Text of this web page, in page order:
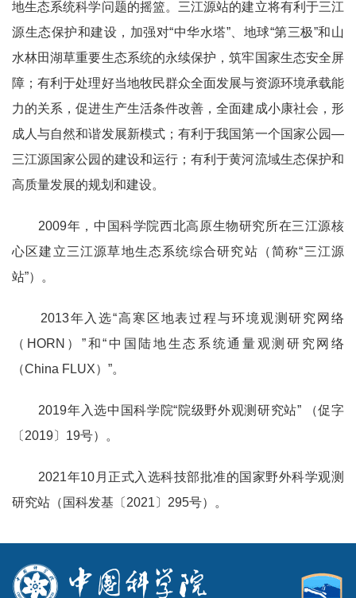
地生态系统科学问题的摇篮。三江源站的建立将有利于三江
源生态保护和建设，加强对“中华水塔”、地球“第三极”和山
水林田湖草重要生态系统的永续保护，筑牢国家生态安全屏
障；有利于处理好当地牧民群众全面发展与资源环境承载能
力的关系，促进生产生活条件改善，全面建成小康社会，形
成人与自然和谐发展新模式；有利于我国第一个国家公园—
三江源国家公园的建设和运行；有利于黄河流域生态保护和
高质量发展的规划和建设。
2009年，中国科学院西北高原生物研究所在三江源核
心区建立三江源草地生态系统综合研究站（简称“三江源
站”）。
2013年入选“高寒区地表过程与环境观测研究网络
（HORN）”和“中国陆地生态系统通量观测研究网络
（China FLUX）”。
2019年入选中国科学院“院级野外观测研究站” （促字
〔2019〕19号）。
2021年10月正式入选科技部批准的国家野外科学观测
研究站（国科发基〔2021〕295号）。